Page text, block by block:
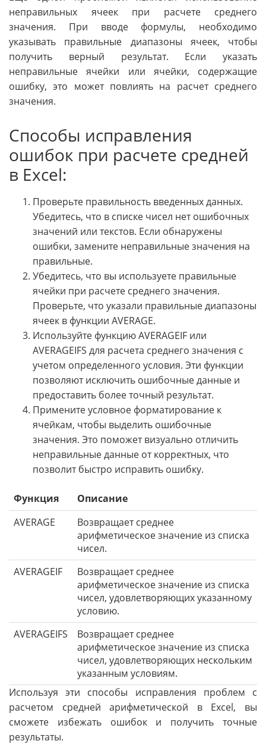
неправильных ячеек при расчете среднего
значения. При вводе формулы, необходимо
указывать правильные диапазоны ячеек, чтобы
получить верный результат. Если указать
неправильные ячейки или ячейки, содержащие
ошибку, это может повлиять на расчет среднего
значения.
Способы исправления
ошибок при расчете средней
в Excel:
Проверьте правильность введенных данных.
Убедитесь, что в списке чисел нет ошибочных
значений или текстов. Если обнаружены
ошибки, замените неправильные значения на
правильные.
Убедитесь, что вы используете правильные
ячейки при расчете среднего значения.
Проверьте, что указали правильные диапазоны
ячеек в функции AVERAGE.
Используйте функцию AVERAGEIF или
AVERAGEIFS для расчета среднего значения с
учетом определенного условия. Эти функции
позволяют исключить ошибочные данные и
предоставить более точный результат.
Примените условное форматирование к
ячейкам, чтобы выделить ошибочные
значения. Это поможет визуально отличить
неправильные данные от корректных, что
позволит быстро исправить ошибку.
Функция
Описание
AVERAGE
Возвращает среднее
арифметическое значение из списка
чисел.
AVERAGEIF
Возвращает среднее
арифметическое значение из списка
чисел, удовлетворяющих указанному
условию.
AVERAGEIFS
Возвращает среднее
арифметическое значение из списка
чисел, удовлетворяющих нескольким
указанным условиям.
Используя эти способы исправления проблем с
расчетом средней арифметической в Excel, вы
сможете избежать ошибок и получить точные
результаты.